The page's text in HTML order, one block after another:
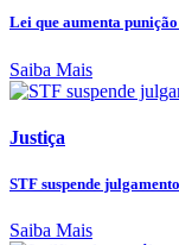
Lei que aumenta
Saiba Mais
Justiça
STF suspende
Saiba Mais